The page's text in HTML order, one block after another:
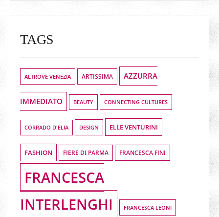
TAGS
ALTROVE VENEZIA ARTISSIMA AZZURRA
IMMEDIATO BEAUTY CONNECTING CULTURES
CORRADO D'ELIA DESIGN ELLE VENTURINI
FASHION FIERE DI PARMA FRANCESCA FINI
FRANCESCA
INTERLENGHI
FRANCESCA LEONI